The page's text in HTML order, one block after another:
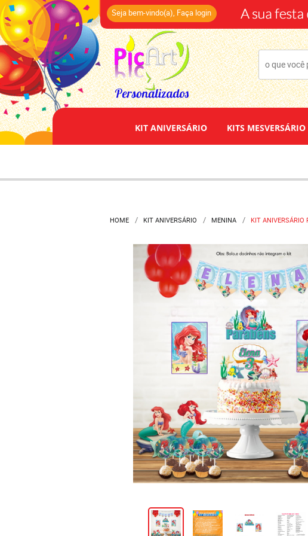
(14)
Seja bem-vindo(a), Faça login
KIT ANIVERSÁRIO KITS MESVERSÁRIO
HOME KIT ANIVERSÁRIO MENINA KIT ANIVERSÁRIO